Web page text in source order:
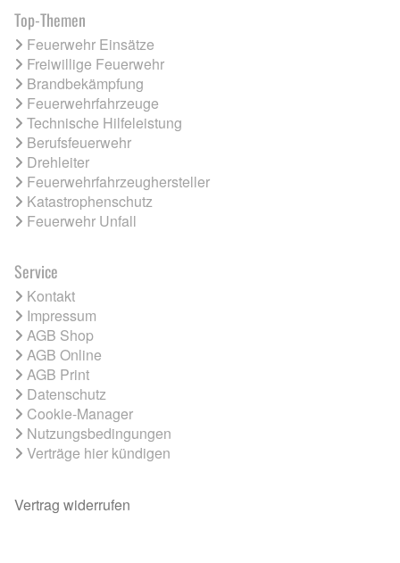
Top-Themen
Feuerwehr Einsätze
Freiwillige Feuerwehr
Brandbekämpfung
Feuerwehrfahrzeuge
Technische Hilfeleistung
Berufsfeuerwehr
Drehleiter
Feuerwehrfahrzeughersteller
Katastrophenschutz
Feuerwehr Unfall
Service
Kontakt
Impressum
AGB Shop
AGB Online
AGB Print
Datenschutz
Cookie-Manager
Nutzungsbedingungen
Verträge hier kündigen
Vertrag widerrufen